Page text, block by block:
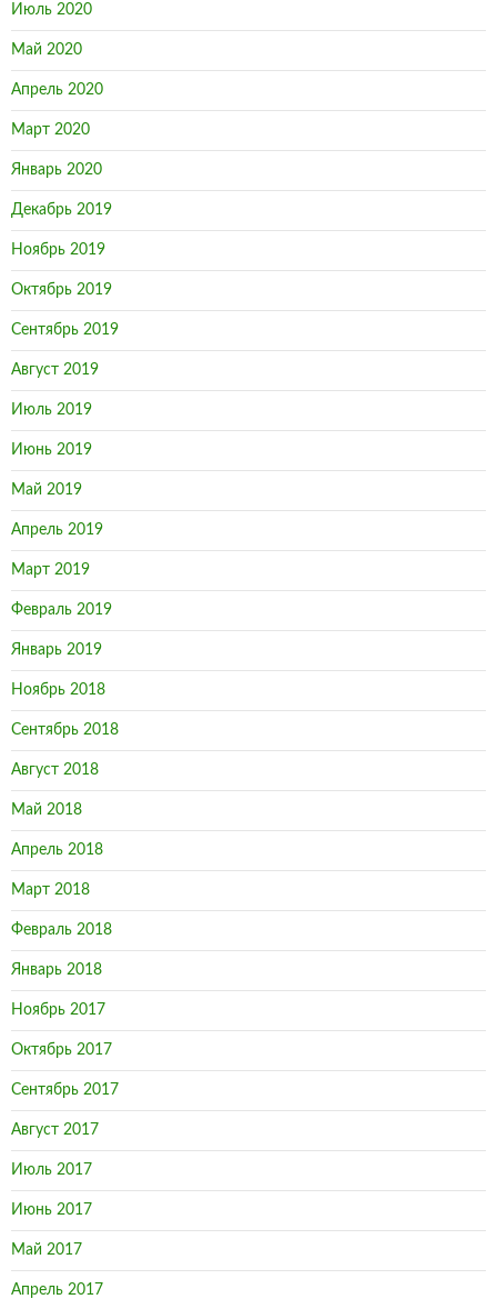
Июль 2020
Май 2020
Апрель 2020
Март 2020
Январь 2020
Декабрь 2019
Ноябрь 2019
Октябрь 2019
Сентябрь 2019
Август 2019
Июль 2019
Июнь 2019
Май 2019
Апрель 2019
Март 2019
Февраль 2019
Январь 2019
Ноябрь 2018
Сентябрь 2018
Август 2018
Май 2018
Апрель 2018
Март 2018
Февраль 2018
Январь 2018
Ноябрь 2017
Октябрь 2017
Сентябрь 2017
Август 2017
Июль 2017
Июнь 2017
Май 2017
Апрель 2017